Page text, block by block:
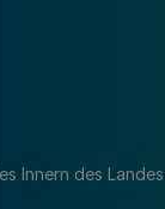
Innern des